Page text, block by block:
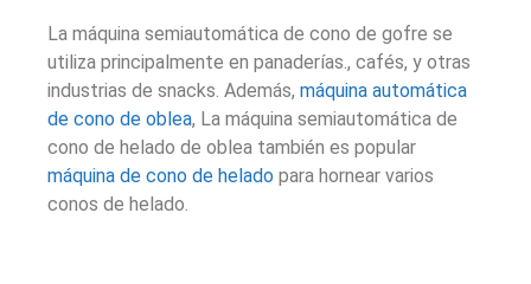
La máquina semiautomática de cono de gofre se
utiliza principalmente en panaderías., cafés, y otras
industrias de snacks. Además, máquina automática
de cono de oblea, La máquina semiautomática de
cono de helado de oblea también es popular
máquina de cono de helado para hornear varios
conos de helado.